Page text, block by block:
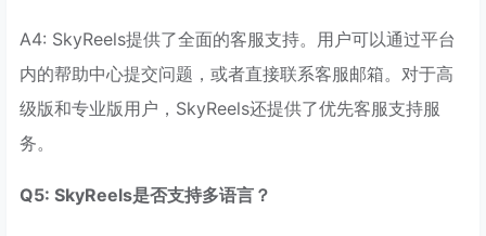
A4: SkyReels提供了全面的客服支持。用户可以通过平台
内的帮助中心提交问题，或者直接联系客服邮箱。对于高
级版和专业版用户，SkyReels还提供了优先客服支持服
务。
Q5: SkyReels是否支持多语言？